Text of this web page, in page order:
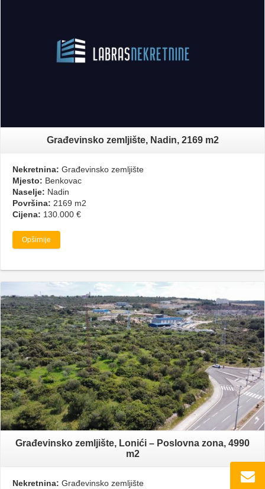
Građevinsko zemljište, Nadin, 2169 m2
Nekretnina: Građevinsko zemljište
Mjesto: Benkovac
Naselje: Nadin
Površina: 2169 m2
Cijena: 130.000 €
Opširnije
Građevinsko zemljište, Lonići – Poslovna zona, 4990
m2
Nekretnina: Građevinsko zemljište